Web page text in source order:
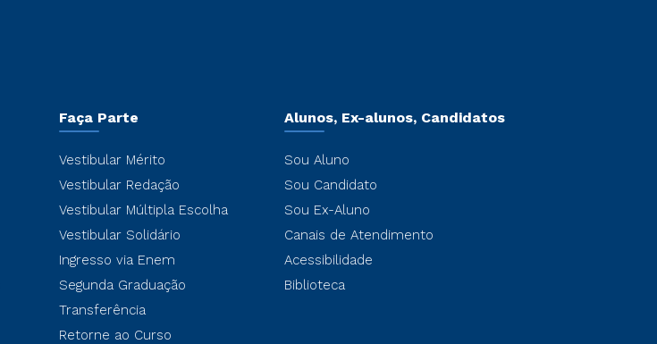
Faça Parte
Vestibular Mérito
Vestibular Redação
Vestibular Múltipla Escolha
Vestibular Solidário
Ingresso via Enem
Segunda Graduação
Transferência
Retorne ao Curso
Alunos, Ex-alunos, Candidatos
Sou Aluno
Sou Candidato
Sou Ex-Aluno
Canais de Atendimento
Acessibilidade
Biblioteca